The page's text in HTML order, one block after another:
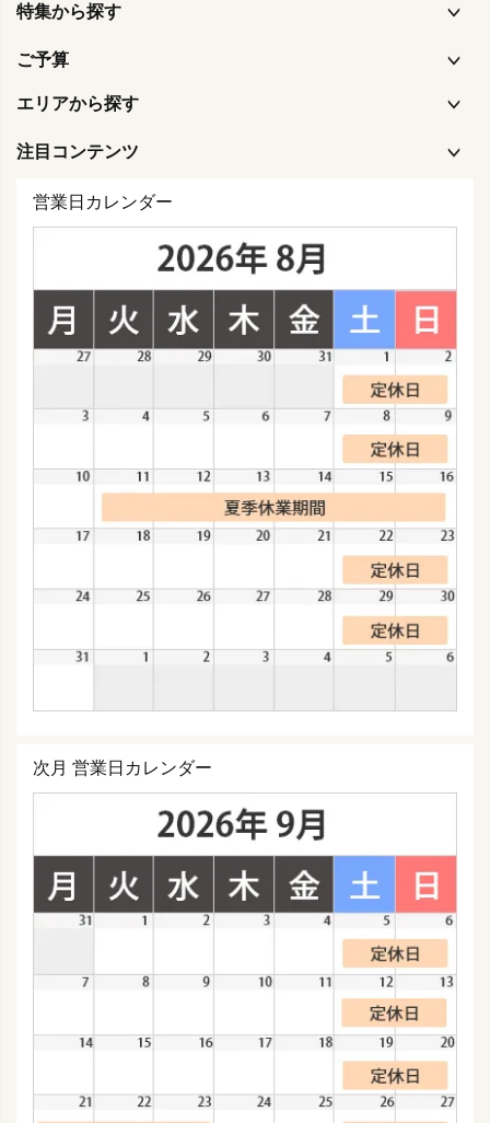
特集から探す
ご予算
エリアから探す
注目コンテンツ
営業日カレンダー
次月 営業日カレンダー